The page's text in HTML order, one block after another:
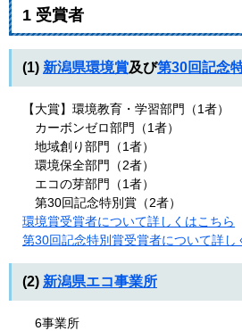
1 受賞者
(1) 新潟県環境賞及び第30回記念
【大賞】環境教育・学習部門（1者）
カーボンゼロ部門（1者）
地域創り部門（1者）
環境保全部門（2者）
エコの芽部門（1者）
第30回記念特別賞（2者）
環境賞受賞者について詳しくはこちら
第30回記念特別賞受賞者について詳し
(2) 新潟県エコ事業所
6事業所